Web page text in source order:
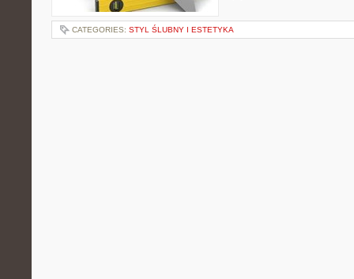
CATEGORIES: STYL ŚLUBNY I ESTETYKA